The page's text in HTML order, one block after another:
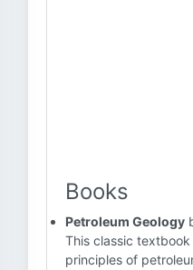
Books
Petroleum Geology
This classic
principles of